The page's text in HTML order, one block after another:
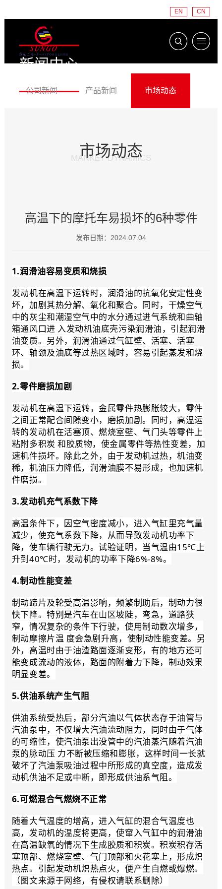
CN
EN
新闻中心
公司新闻
产品新闻 市场动态
市场动态
MARKET DYNAMICS
高温下的摩托车易损坏的6种零件
发布日期：2024.07.04
1.润滑油容易变质和烧损
发动机在高温下运转时，润滑油的抗氧化安定性变
坏，加剧其热分解、氧化和聚合。同时，干燥空气
中的灰尘和潮湿空气中的水分通过进气系统和曲轴
箱通风口进 入发动机油底壳污染润滑油，引起润滑
油变质。另外，润滑油通过气缸壁、活塞、活塞
环、轴颈及油底等过热区域时，容易引起蒸发和烧
损。
2.零件磨损加剧
发动机在高温下运转，金属零件热膨胀较大，零件
之间正常配合间隙变小，磨损加剧。同时，高温运
转的发动机在活塞顶、燃烧室壁、气门头等零件上
粘附多积炭 和胶质物，使金属零件等热性变差，加
速机件损坏。除此之外，由于发动机过热，机油变
稀，机油压力降低，润滑油膜不易形成，也加速机
件磨损。
3.发动机充气系数下降
高温条件下，因空气密度减小，进入气缸里充气量
减少，使充气系数下降，从而导致发动机功率下
降，使车辆行驶无力。试验证明，当气温由15℃上
升到40℃时，发动机的功率下降6%-8%。
4.制动性能变差
制动蹄片及轮受高温影响，频繁制助后，制动力很
快下降。特别是汽车在山区坡陡，弯急，道路狭
窄，情况复杂的条件下行驶，使用制动数次增多，
制动摩擦片温 度会急剧升高，使制动性能变差。另
外，高温时由于油渣路面逐渐变形，有的地方还可
能变成流动的液体，路面的附着力下降，制动效果
明显变差。
5.供油系统产生气阻
供油系统受热后，部分汽油以气体状态存于油管与
汽油泵中，不仅增大汽油流动阻力，同时由于气体
的可缩性，使汽油泵出没管中的汽油蒸汽随着汽油
泵的脉动压 力不断被压缩和膨胀，这样时间一长就
破坏了汽油泵吸油过程中所形成的真空度，造成发
动机供油不足或中断，即形成供油系气阻。
6.可燃混合气燃烧不正常
随着大气温度的增高，进入气缸的混合气温度也
高，发动机的温度将更高，使窜入气缸中的润滑油
在高温缺氧的情况下生成胶质和积炭。积炭积存活
塞顶部、燃烧室壁、气门顶部和火花塞上，形成炽
热点。引起发动机炽热点火，便产生自燃或爆燃。
（图文来源于网络，有侵权请联系删除）